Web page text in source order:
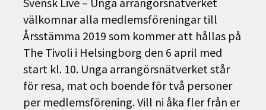
välkomnar alla medlemsföreningar till
Årsstämma 2019 som kommer att hållas på
The Tivoli i Helsingborg den 6 april med
start kl. 10. Unga arrangörsnätverket står
för resa, mat och boende för två personer
per medlemsförening. Vill ni åka fler från er